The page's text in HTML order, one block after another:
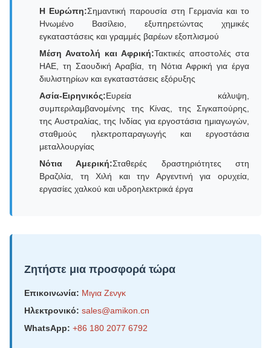
Η Ευρώπη:Σημαντική παρουσία στη Γερμανία και το
Ηνωμένο Βασίλειο, εξυπηρετώντας χημικές
εγκαταστάσεις και γραμμές βαρέων εξοπλισμού
Μέση Ανατολή και Αφρική:Τακτικές αποστολές στα
ΗΑΕ, τη Σαουδική Αραβία, τη Νότια Αφρική για έργα
διυλιστηρίων και εγκαταστάσεις εξόρυξης
Ασία-Ειρηνικός:Ευρεία κάλυψη,
συμπεριλαμβανομένης της Κίνας, της Σιγκαπούρης,
της Αυστραλίας, της Ινδίας για εργοστάσια ημιαγωγών,
σταθμούς ηλεκτροπαραγωγής και εργοστάσια
μεταλλουργίας
Νότια Αμερική:Σταθερές δραστηριότητες στη
Βραζιλία, τη Χιλή και την Αργεντινή για ορυχεία,
εργασίες χαλκού και υδροηλεκτρικά έργα
Ζητήστε μια προσφορά τώρα
Επικοινωνία: Μιγια Ζενγκ
Ηλεκτρονικό: sales@amikon.cn
WhatsApp: +86 180 2077 6792